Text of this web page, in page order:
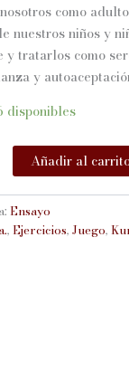
como
nuestros niños y
y tratarlos como
y
disponibles
Añadir al
Ensayo
, Ejercicios, Juego,